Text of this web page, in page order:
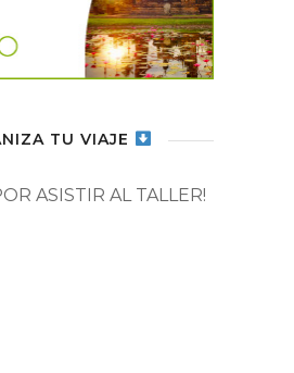
TU VIAJE
ASISTIR AL TALLER!